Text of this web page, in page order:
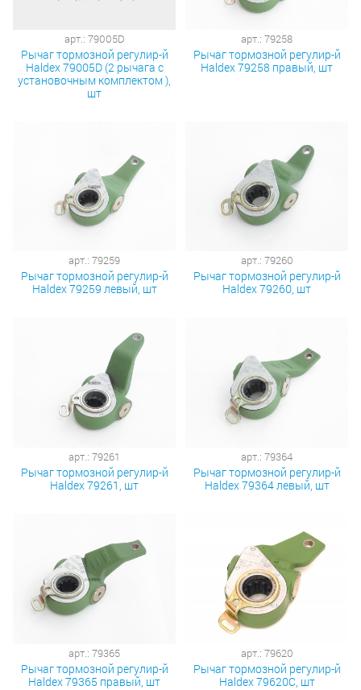
арт.: 79005D
Рычаг тормозной регулир-й
Haldex 79005D (2 рычага с
установочным комплектом ),
шт
арт.: 79258
Рычаг тормозной регулир-й
Haldex 79258 правый, шт
арт.: 79259
Рычаг тормозной регулир-й
Haldex 79259 левый, шт
арт.: 79260
Рычаг тормозной регулир-й
Haldex 79260, шт
арт.: 79261
Рычаг тормозной регулир-й
Haldex 79261, шт
арт.: 79364
Рычаг тормозной регулир-й
Haldex 79364 левый, шт
арт.: 79365
Рычаг тормозной регулир-й
Haldex 79365 правый, шт
арт.: 79620
Рычаг тормозной регулир-й
Haldex 79620С, шт